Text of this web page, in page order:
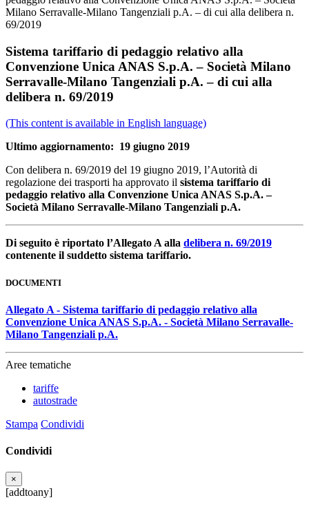
Milano Serravalle-Milano Tangenziali p.A. – di cui alla delibera n.
69/2019
Sistema tariffario di pedaggio relativo alla
Convenzione Unica ANAS S.p.A. – Società Milano
Serravalle-Milano Tangenziali p.A. – di cui alla
delibera n. 69/2019
(This content is available in English language)
Ultimo aggiornamento: 19 giugno 2019
Con delibera n. 69/2019 del 19 giugno 2019, l’Autorità di
regolazione dei trasporti ha approvato il sistema tariffario di
pedaggio relativo alla Convenzione Unica ANAS S.p.A. –
Società Milano Serravalle-Milano Tangenziali p.A.
Di seguito è riportato l’Allegato A alla delibera n. 69/2019
contenente il suddetto sistema tariffario.
DOCUMENTI
Allegato A - Sistema tariffario di pedaggio relativo alla
Convenzione Unica ANAS S.p.A. - Società Milano Serravalle-
Milano Tangenziali p.A.
Aree tematiche
tariffe
autostrade
Stampa Condividi
Condividi
×
[addtoany]